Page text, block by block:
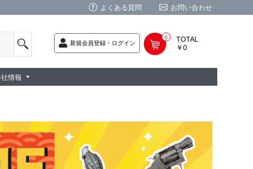
よくある質問 お問い合わせ
新規会員登録・ログイン
0
TOTAL
￥0
情報